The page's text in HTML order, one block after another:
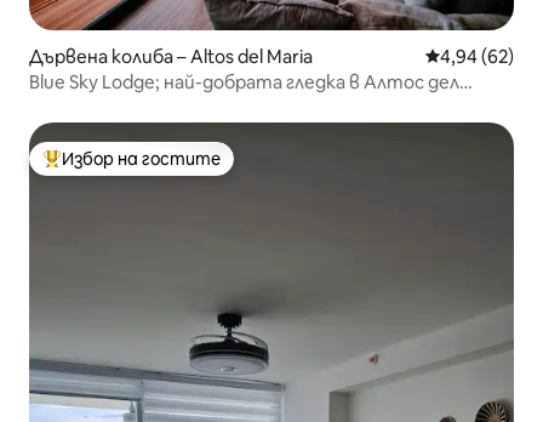
Дървена колиба – Altos del Maria Средна
4,94 (62)
Blue Sky Lodge; най-добрата гледка в Алтос дел
Най-популярен избор на гостите
Избор на гостите